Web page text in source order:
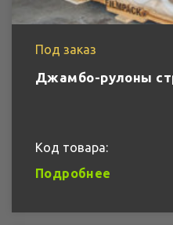
Под заказ
Джамбо-рулоны
Код товара:
Подробнее